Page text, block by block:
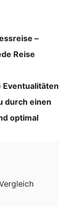
–
Reise
Eventualitäten
durch einen
optimal